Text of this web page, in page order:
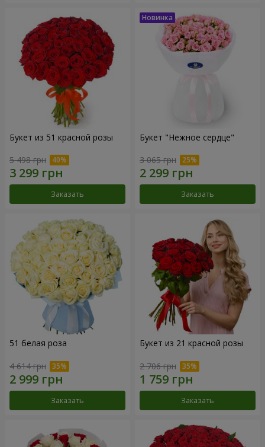
Букет из 51 красной розы
5 498 грн
Заказать
Букет "Нежное сердце"
3 065 грн
Заказать
51 белая роза
4 614 грн
Заказать
Букет из 21 красной розы
2 706 грн
Заказать